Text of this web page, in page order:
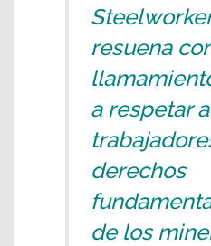
resuena
a respetar
derechos
de los